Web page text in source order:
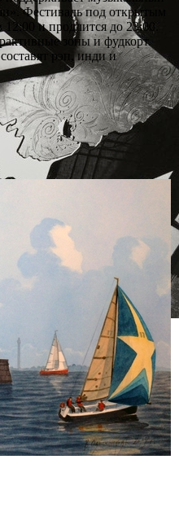
Фестиваль под открытым
12:00 и продлится до 23:00.
зоны и фудкорт.
рэп, инди и